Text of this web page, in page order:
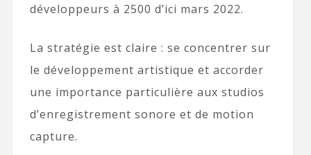
développeurs à 2500 d’ici mars 2022.
La stratégie est claire : se concentrer sur
le développement artistique et accorder
une importance particulière aux studios
d’enregistrement sonore et de motion
capture.